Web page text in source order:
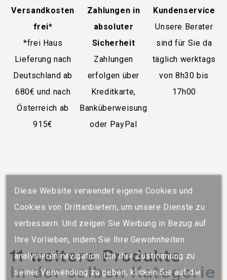
Diese Website verwendet eigene Cookies und
Cookies von Drittanbietern, um unsere Dienste zu
verbessern. Und zeigen Sie Werbung in Bezug auf
Ihre Vorlieben, indem Sie Ihre Gewohnheiten
analysieren navigation. Um Ihre Zustimmung zu
seiner Verwendung zu geben, klicken Sie auf die
Versandkosten
frei*
*frei Haus
Lieferung nach
Deutschland ab
680€ und nach
Österreich ab
915€
Zahlungen in
absoluter
Sicherheit
Zahlungen
erfolgen über
Kreditkarte,
Banküberweisung
oder PayPal
Kundenservice
Unsere Berater
sind für Sie da
täglich werktags
von 8h30 bis
17h00
11 weitere Produkte
In der selben Kategorie